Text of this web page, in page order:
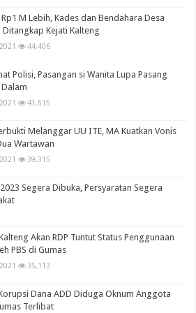
M Lebih, Kades dan Bendahara Desa
Ditangkap Kejati Kalteng
44,406
Polisi, Pasangan si Wanita Lupa Pasang
41,515
Melanggar UU ITE, MA Kuatkan Vonis
Wartawan
39,315
Segera Dibuka, Persyaratan Segera
Akan RDP Tuntut Status Penggunaan
PBS di Gumas
35,113
Dana ADD Diduga Oknum Anggota
Terlibat